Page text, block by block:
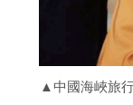
▲中國海峽旅